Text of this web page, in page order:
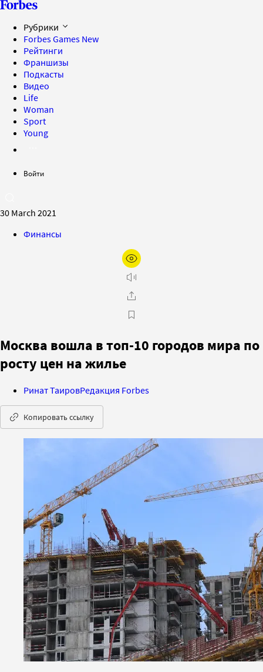
Рубрики
Forbes Games New
Рейтинги
Франшизы
Подкасты
Видео
Life
Woman
Sport
Young
Войти
30 March 2021
Финансы
Москва вошла в топ-10 городов мира по
росту цен на жилье
Ринат ТаировРедакция Forbes
Копировать ссылку